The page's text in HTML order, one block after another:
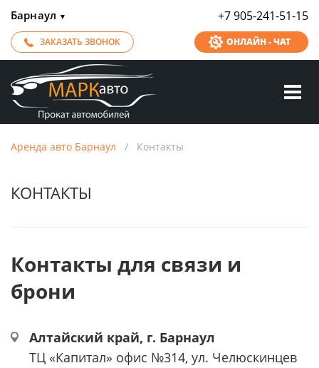
Барнаул ▼ +7 905-241-51-15
ЗАКАЗАТЬ ЗВОНОК ОНЛАЙН - ЧАТ
Аренда авто Барнаул / Контакты
КОНТАКТЫ
Контакты для связи и
брони
Алтайский край, г. Барнаул
ТЦ «Капитал» офис №314, ул. Челюскинцев